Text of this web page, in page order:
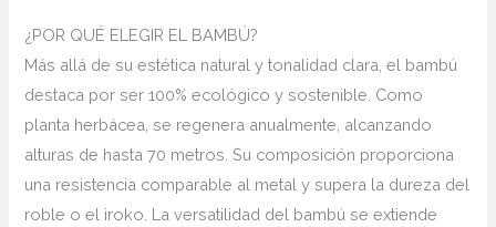
¿POR QUÉ ELEGIR EL BAMBÚ?
Más allá de su estética natural y tonalidad clara, el bambú
destaca por ser 100% ecológico y sostenible. Como
planta herbácea, se regenera anualmente, alcanzando
alturas de hasta 70 metros. Su composición proporciona
una resistencia comparable al metal y supera la dureza del
roble o el iroko. La versatilidad del bambú se extiende